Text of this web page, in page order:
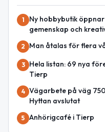
1
Ny hobbybutik
gemenskap och
2 Man åtalas för flera
3
Hela listan: 69 nya
Tierp
4 Vägarbete på väg
Hyttan avslutat
5 Anhörigcafé i Tierp